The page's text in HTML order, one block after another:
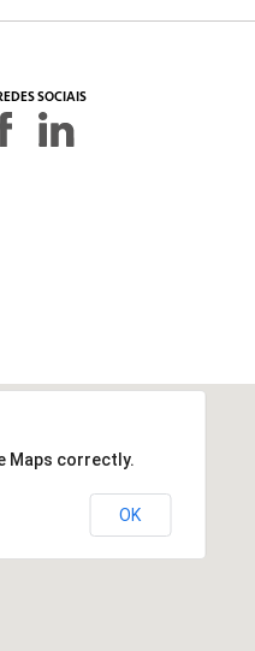
SOCIAIS
Maps correctly.
OK